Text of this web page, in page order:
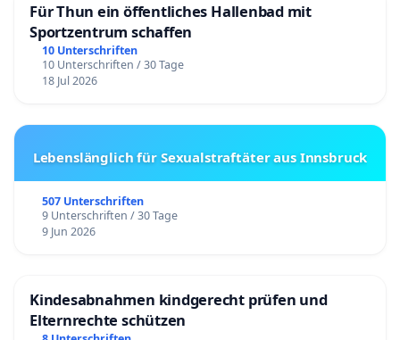
Für Thun ein öffentliches Hallenbad mit
Sportzentrum schaffen
10 Unterschriften
10 Unterschriften / 30 Tage
18 Jul 2026
Lebenslänglich für Sexualstraftäter aus Innsbruck
507 Unterschriften
9 Unterschriften / 30 Tage
9 Jun 2026
Kindesabnahmen kindgerecht prüfen und
Elternrechte schützen